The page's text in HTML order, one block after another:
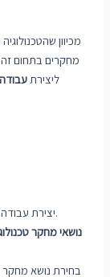
מכיוון
מחקרים בתחום
ליצירת
יצירת עבודההיא עשייה מרגשת ומאתגרת.
נושאי מחקר
בחירת נושא מחקר